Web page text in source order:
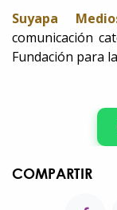
Suyapa
comunicación
Fundación para
COMPARTIR